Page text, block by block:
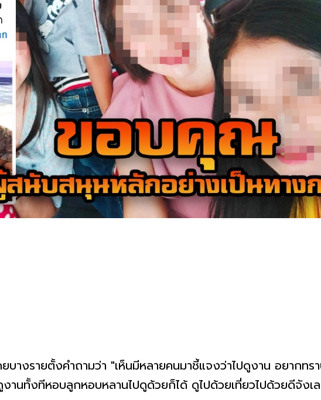
างรายตั้งคำถามว่า "เห็นมีหลายคนมาชี้แจงว่าไปดูงาน อยากทร
งานทั้งทีหอบลูกหอบหลานไปดูด้วยก็ได้ ดูไปด้วยเที่ยวไปด้วยดีจังเ